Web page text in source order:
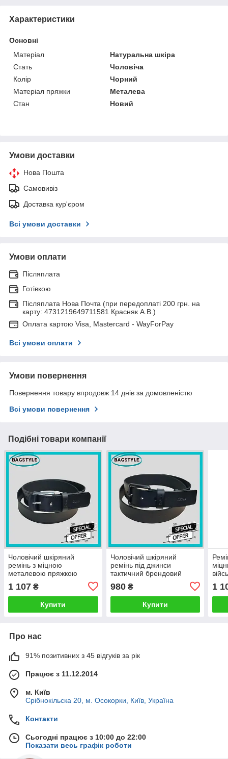
Характеристики
Основні
Матеріал
Натуральна шкіра
Стать
Чоловіча
Колір
Чорний
Матеріал пряжки
Металева
Стан
Новий
Умови доставки
Нова Пошта
Самовивіз
Доставка кур'єром
Всі умови доставки
Умови оплати
Післяплата
Готівкою
Післяплата Нова Почта (при передоплаті 200 грн. на
карту: 4731219649711581 Красняк А.В.)
Оплата картою Visa, Mastercard - WayForPay
Всі умови оплати
Умови повернення
Повернення товару впродовж 14 днів за домовленістю
Всі умови повернення
Подібні товари компанії
Чоловічий шкіряний
ремінь з міцною
металевою пряжкою
тактичний для військових
чорний 4,5 см
1 107 ₴
Купити
Чоловічий шкіряний
ремінь під джинси
тактичний брендовий
980₴
Купити
1
Про нас
91% позитивних з 45 відгуків за рік
Працює з 11.12.2014
м. Київ
Срібнокільска 20, м. Осокорки, Київ, Україна
Контакти
Сьогодні працює з 10:00 до 22:00
Показати весь графік роботи